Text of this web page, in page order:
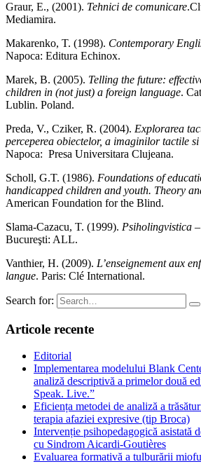
Graur, E., (2001). Tehnici de comunicare
Mediamira.
Makarenko, T. (1998). Contemporary
Napoca: Editura Echinox.
Marek, B. (2005). Telling the future:
children in (not just) a foreign language.
Lublin. Poland.
Preda, V., Cziker, R. (2004). Explorarea
perceperea obiectelor, a imaginilor tactile
Napoca: Presa Universitara Clujeana.
Scholl, G.T. (1986). Foundations of
handicapped children and youth. Theory
American Foundation for the Blind.
Slama-Cazacu, T. (1999). Psiholingvistica
Bucureşti: ALL.
Vanthier, H. (2009). L’enseignement aux
langue. Paris: Clé International.
Search for:
Articole recente
Editorial
Implementarea modelului Blank
analiză descriptivă a primelor două
Speak. Live.”
Eficiența metodei de analiză a
terapia afaziei expresive (tip Broca)
Intervenție psihopedagogică asistată
cu Sindrom Aicardi-Goutières
Evaluarea formativă a tulburării